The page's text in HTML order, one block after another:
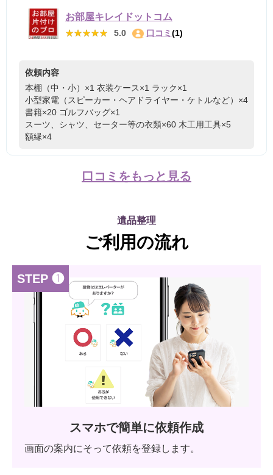
お部屋キレイドットコム
★★★★★
★★★★★ 5.0 口コミ (1)
依頼内容
本棚（中・小）×1 衣装ケース×1 ラック×1
小型家電（スピーカー・ヘアドライヤー・ケトルなど）×4
書籍×20 ゴルフバッグ×1
スーツ、シャツ、セーター等の衣類×60 木工用工具×5
額縁×4
口コミをもっと見る
遺品整理
ご利用の流れ
STEP ❶
スマホで簡単に依頼作成
画面の案内にそって依頼を登録します。